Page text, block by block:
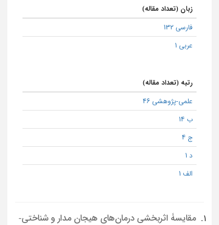
زبان (تعداد مقاله)
فارسی 132
عربی 1
رتبه (تعداد مقاله)
علمی-پژوهشی 46
ب 14
ج 4
د 1
الف 1
1.
مقایسۀ اثربخشی درمان‌های هیجان مدار و شناختی-